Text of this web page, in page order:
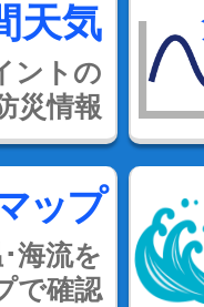
天気
ントの
災情報
ップ
海流を
で確認